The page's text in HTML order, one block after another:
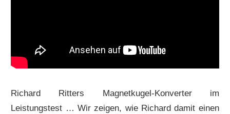
Richard Ritters Magnetkugel-Konverter im
Leistungstest … Wir zeigen, wie Richard damit einen